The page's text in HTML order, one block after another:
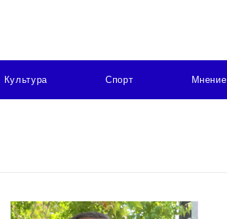
Культура Спорт Мнение